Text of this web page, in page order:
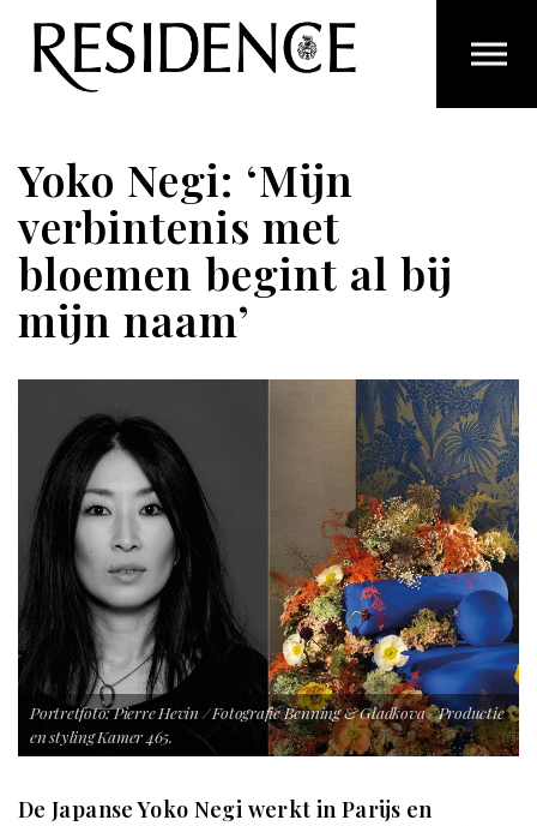
Overslaan en ga direct naar de inhoud
Yoko Negi: ‘Mijn
verbintenis met
bloemen begint al bij
mijn naam’
Portretfoto: Pierre Hevin / Fotografie Benning & Gladkova / Productie
en styling Kamer 465.
De Japanse Yoko Negi werkt in Parijs en